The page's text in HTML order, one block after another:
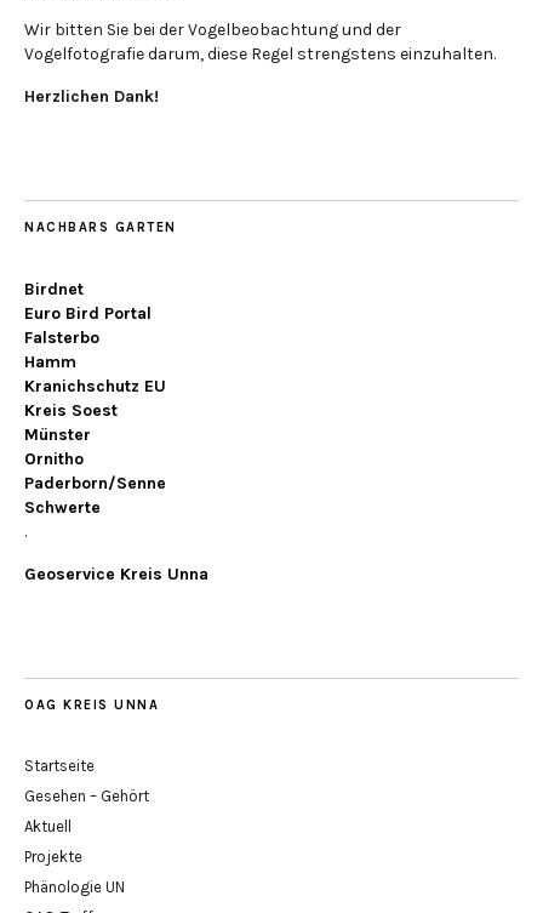
Wir bitten Sie bei der Vogelbeobachtung und der
Vogelfotografie darum, diese Regel strengstens einzuhalten.
Herzlichen Dank!
NACHBARS GARTEN
Birdnet
Euro Bird Portal
Falsterbo
Hamm
Kranichschutz EU
Kreis Soest
Münster
Ornitho
Paderborn/Senne
Schwerte
.
Geoservice Kreis Unna
OAG KREIS UNNA
Startseite
Gesehen – Gehört
Aktuell
Projekte
Phänologie UN